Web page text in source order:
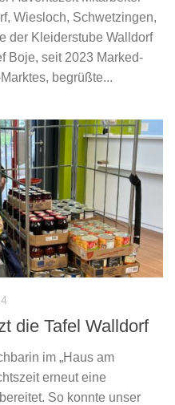
Wiesloch, Schwetzingen,
der Kleiderstube Walldorf
Boje, seit 2023 Marked-
begrüßte...
die Tafel Walldorf
im „Haus am
erneut eine
So konnte unser